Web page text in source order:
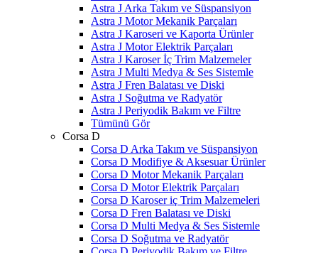
Astra J Arka Takım ve Süspansiyon
Astra J Motor Mekanik Parçaları
Astra J Karoseri ve Kaporta Ürünler
Astra J Motor Elektrik Parçaları
Astra J Karoser İç Trim Malzemeler
Astra J Multi Medya & Ses Sistemle
Astra J Fren Balatası ve Diski
Astra J Soğutma ve Radyatör
Astra J Periyodik Bakım ve Filtre
Tümünü Gör
Corsa D
Corsa D Arka Takım ve Süspansiyon
Corsa D Modifiye & Aksesuar Ürünler
Corsa D Motor Mekanik Parçaları
Corsa D Motor Elektrik Parçaları
Corsa D Karoser iç Trim Malzemeleri
Corsa D Fren Balatası ve Diski
Corsa D Multi Medya & Ses Sistemle
Corsa D Soğutma ve Radyatör